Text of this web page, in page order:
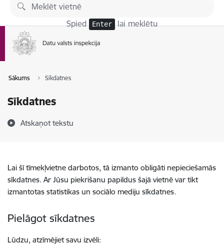
Pāriet uz lapas saturu
Spied Enter lai meklētu
Sākums Sīkdatnes
Sīkdatnes
Atskaņot tekstu
Lai šī tīmekļvietne darbotos, tā izmanto obligāti nepieciešamās
sīkdatnes. Ar Jūsu piekrišanu papildus šajā vietnē var tikt
izmantotas statistikas un sociālo mediju sīkdatnes.
Pielāgot sīkdatnes
Lūdzu, atzīmējiet savu izvēli: